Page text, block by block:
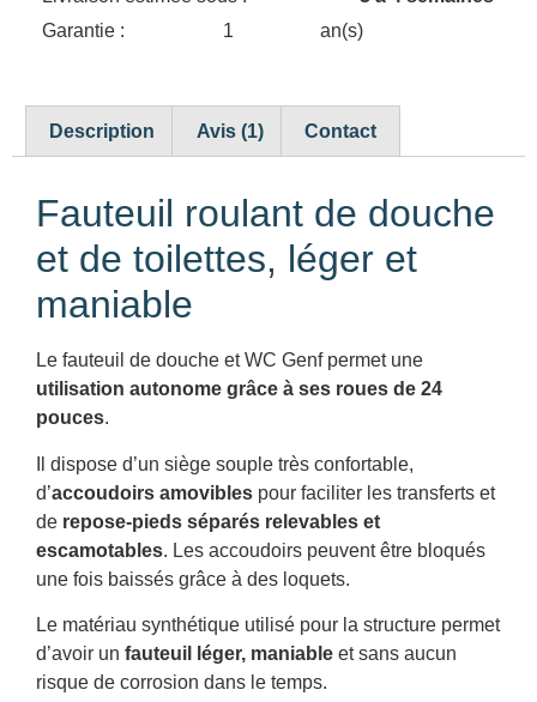
Garantie :
1 an(s)
Description Avis (1) Contact
Fauteuil roulant de douche
et de toilettes, léger et
maniable
Le fauteuil de douche et WC Genf permet une
utilisation autonome grâce à ses roues de 24
pouces.
Il dispose d’un siège souple très confortable,
d’accoudoirs amovibles pour faciliter les transferts et
de repose-pieds séparés relevables et
escamotables. Les accoudoirs peuvent être bloqués
une fois baissés grâce à des loquets.
Le matériau synthétique utilisé pour la structure permet
d’avoir un fauteuil léger, maniable et sans aucun
risque de corrosion dans le temps.